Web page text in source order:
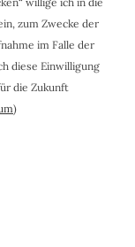
zum Zwecke der
im Falle der
diese Einwilligung
die Zukunft
)